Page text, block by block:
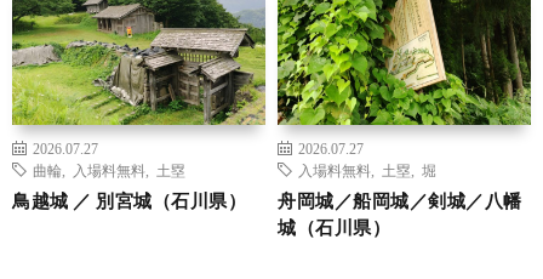
2026.07.27
曲輪
入場料無料 土塁
鳥越城 ／ 別宮城（石川県）
2026.07.27
入場料無料
土塁 堀
舟岡城／船岡城／剣城／八幡
城（石川県）